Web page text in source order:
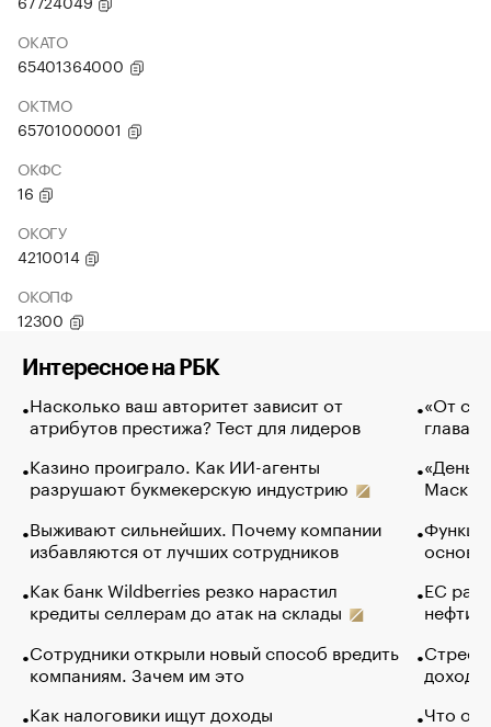
ОКАТО
65401364000
ОКТМО
65701000001
ОКФС
16
ОКОГУ
4210014
ОКОПФ
12300
Интересное на РБК
Насколько ваш авторитет зависит от
атрибутов престижа? Тест для лидеров
Казино проиграло. Как ИИ-агенты
разрушают букмекерскую индустрию
Выживают сильнейших. Почему компании
избавляются от лучших сотрудников
Как банк Wildberries резко нарастил
кредиты селлерам до атак на склады
Сотрудники открыли новый способ вредить
компаниям. Зачем им это
Как налоговики ищут доходы
«От
глава
Маск в
основ
ЕС
нефти
Что